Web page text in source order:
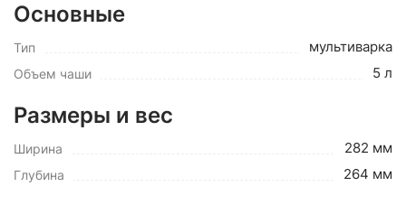
Основные
Тип мультиварка
Объем чаши 5 л
Размеры и вес
Ширина 282 мм
Глубина 264 мм